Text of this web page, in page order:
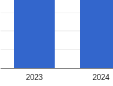
2023 2024